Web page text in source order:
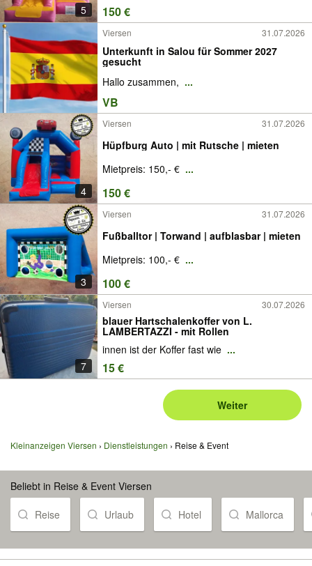
5 150 €
Viersen 31.07.2026
Unterkunft in Salou für Sommer 2027
gesucht
Hallo zusammen, ...
VB
4
Viersen 31.07.2026
Hüpfburg Auto | mit Rutsche | mieten
Mietpreis: 150,- € ...
150 €
3
Viersen 31.07.2026
Fußballtor | Torwand | aufblasbar | mieten
Mietpreis: 100,- € ...
100 €
7
Viersen 30.07.2026
blauer Hartschalenkoffer von L.
LAMBERTAZZI - mit Rollen
innen ist der Koffer fast wie ...
15 €
Weiter
Kleinanzeigen Viersen Dienstleistungen Reise & Event
Beliebt in Reise & Event Viersen
Reise Urlaub Hotel Mallorca